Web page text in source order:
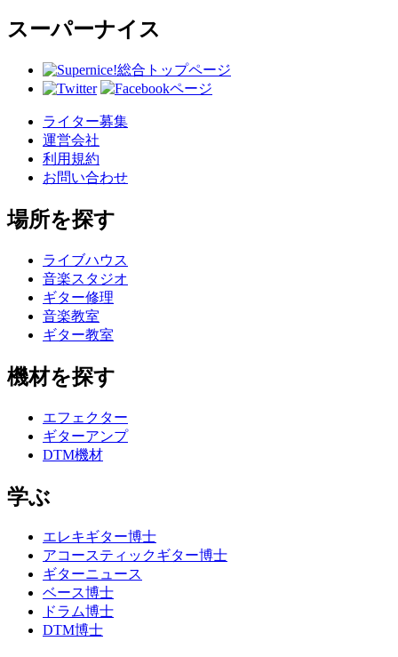
スーパーナイス
総合トップページ
ライター募集
運営会社
利用規約
お問い合わせ
場所を探す
ライブハウス
音楽スタジオ
ギター修理
音楽教室
ギター教室
機材を探す
エフェクター
ギターアンプ
DTM機材
学ぶ
エレキギター博士
アコースティックギター博士
ギターニュース
ベース博士
ドラム博士
DTM博士